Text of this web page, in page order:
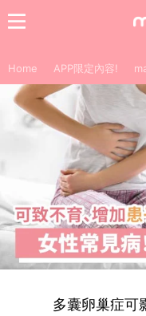
Home APP限定內容!
多囊卵巢症可